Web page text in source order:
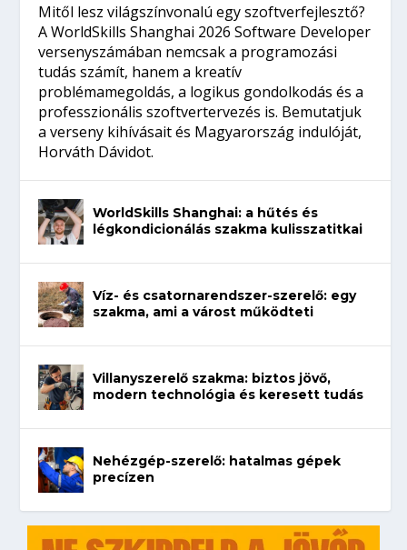
Mitől lesz világszínvonalú egy szoftverfejlesztő?
A WorldSkills Shanghai 2026 Software Developer
versenyszámában nemcsak a programozási
tudás számít, hanem a kreatív
problémamegoldás, a logikus gondolkodás és a
professzionális szoftvertervezés is. Bemutatjuk
a verseny kihívásait és Magyarország indulóját,
Horváth Dávidot.
WorldSkills Shanghai: a hűtés és
légkondicionálás szakma kulisszatitkai
Víz- és csatornarendszer-szerelő: egy
szakma, ami a várost működteti
Villanyszerelő szakma: biztos jövő,
modern technológia és keresett tudás
Nehézgép-szerelő: hatalmas gépek
precízen